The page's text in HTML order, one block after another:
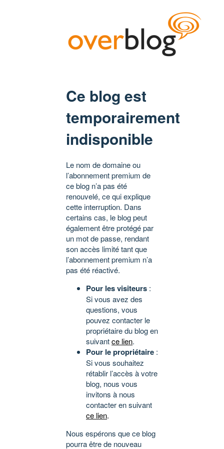
Ce blog est
temporairement
indisponible
Le nom de domaine ou
l’abonnement premium de
ce blog n’a pas été
renouvelé, ce qui explique
cette interruption. Dans
certains cas, le blog peut
également être protégé par
un mot de passe, rendant
son accès limité tant que
l’abonnement premium n’a
pas été réactivé.
Pour les visiteurs :
Si vous avez des
questions, vous
pouvez contacter le
propriétaire du blog en
suivantce lien.
Pour le propriétaire :
Si vous souhaitez
rétablir l’accès à votre
blog, nous vous
invitons à nous
contacter en suivant
ce lien.
Nous espérons que ce blog
pourra être de nouveau